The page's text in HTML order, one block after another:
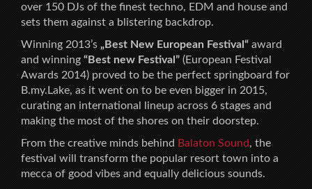
over 150 DJs of the finest techno, EDM and house and
sets them against a blistering backdrop.
Winning 2013’s„Best New European Festival“award
and winning“Best new Festival”(European Festival
Awards 2014) proved to be the perfect springboard for
B.my.Lake, as it went on to be even bigger in 2015,
curating an international lineup across 6 stages and
making the most of the shores on their doorstep.
From the creative minds behindBalaton Sound, the
festival will transform the popular resort town into a
mecca of good vibes and equally delicious sounds.